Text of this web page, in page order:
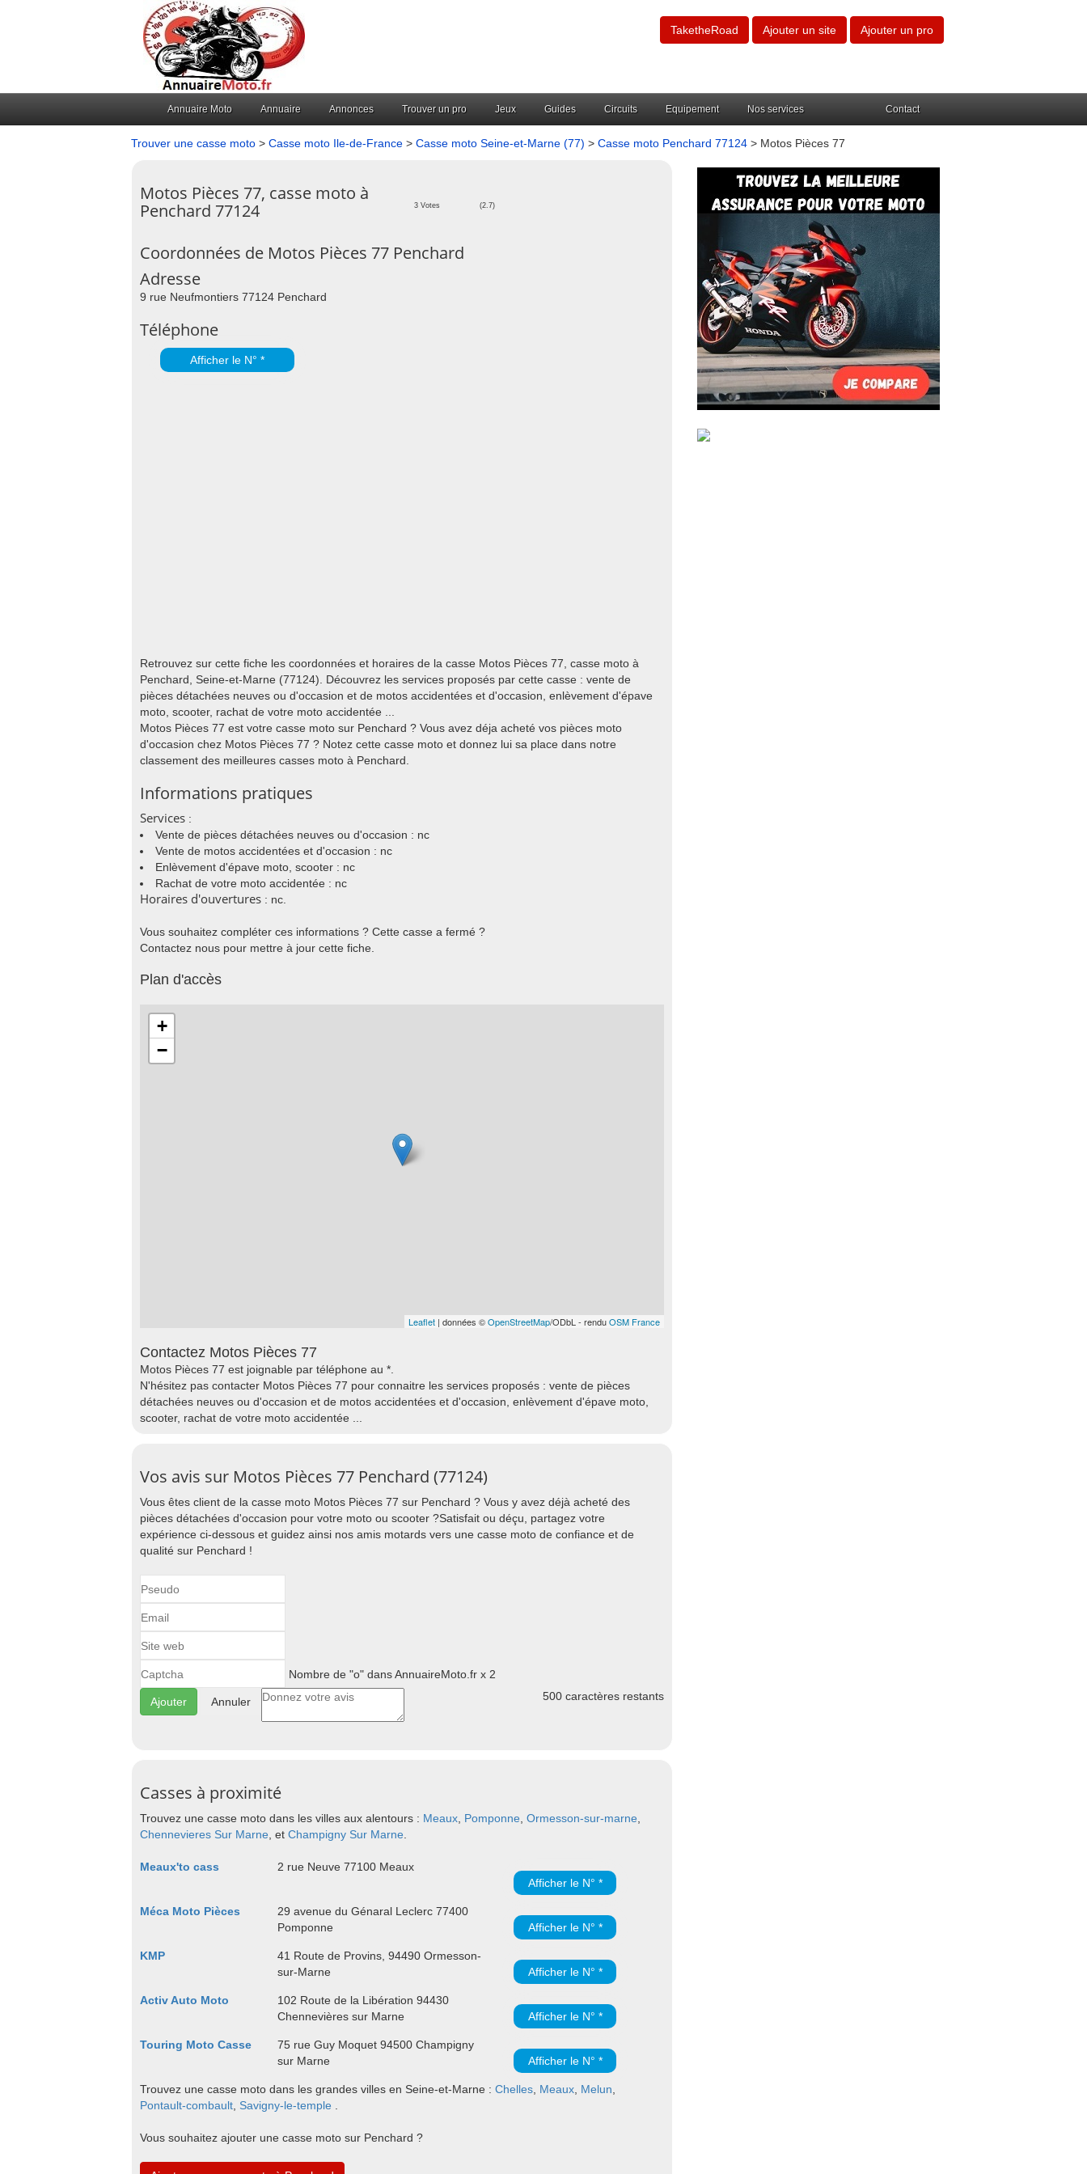
TaketheRoad Ajouter un site Ajouter un pro
Annuaire Moto Annuaire Annonces Trouver un pro Jeux Guides Circuits Equipement Nos services Contact
Trouver une casse moto > Casse moto Ile-de-France > Casse moto Seine-et-Marne (77) > Casse moto Penchard 77124 > Motos Pièces 77
Motos Pièces 77, casse moto à
Penchard 77124
3 Votes (2.7)
Coordonnées de Motos Pièces 77 Penchard
Adresse
9 rue Neufmontiers 77124 Penchard
Téléphone
Afficher le N° *
Retrouvez sur cette fiche les coordonnées et horaires de la casse Motos Pièces 77, casse moto à
Penchard, Seine-et-Marne (77124). Découvrez les services proposés par cette casse : vente de
pièces détachées neuves ou d'occasion et de motos accidentées et d'occasion, enlèvement d'épave
moto, scooter, rachat de votre moto accidentée ...
Motos Pièces 77 est votre casse moto sur Penchard ? Vous avez déja acheté vos pièces moto
d'occasion chez Motos Pièces 77 ? Notez cette casse moto et donnez lui sa place dans notre
classement des meilleures casses moto à Penchard.
Informations pratiques
Services :
Vente de pièces détachées neuves ou d'occasion : nc
Vente de motos accidentées et d'occasion : nc
Enlèvement d'épave moto, scooter : nc
Rachat de votre moto accidentée : nc
Horaires d'ouvertures : nc.
Vous souhaitez compléter ces informations ? Cette casse a fermé ?
Contactez nous pour mettre à jour cette fiche.
Plan d'accès
+
−
Leaflet | données ©OpenStreetMap/ODbL - renduOSM France
Contactez Motos Pièces 77
Motos Pièces 77 est joignable par téléphone au *.
N'hésitez pas contacter Motos Pièces 77 pour connaitre les services proposés : vente de pièces
détachées neuves ou d'occasion et de motos accidentées et d'occasion, enlèvement d'épave moto,
scooter, rachat de votre moto accidentée ...
Vos avis sur Motos Pièces 77 Penchard (77124)
Vous êtes client de la casse moto Motos Pièces 77 sur Penchard ? Vous y avez déjà acheté des
pièces détachées d'occasion pour votre moto ou scooter ?Satisfait ou déçu, partagez votre
expérience ci-dessous et guidez ainsi nos amis motards vers une casse moto de confiance et de
qualité sur Penchard !
Nombre de "o" dans AnnuaireMoto.fr x 2
Annuler 500 caractères restants
Casses à proximité
Trouvez une casse moto dans les villes aux alentours : Meaux Pomponne Ormesson-sur-marne
Chennevieres Sur Marne , et Champigny Sur Marne
Meaux'to cass
2 rue Neuve 77100 Meaux
Afficher le N° *
Méca Moto Pièces
29 avenue du Génaral Leclerc 77400
Pomponne
Afficher le N° *
KMP
41 Route de Provins, 94490 Ormesson-
sur-Marne
Afficher le N° *
Activ Auto Moto
102 Route de la Libération 94430
Chennevières sur Marne
Afficher le N° *
Touring Moto Casse
75 rue Guy Moquet 94500 Champigny
sur Marne
Afficher le N° *
Trouvez une casse moto dans les grandes villes en Seine-et-Marne : Chelles Meaux Melun
Pontault-combault Savigny-le-temple
Vous souhaitez ajouter une casse moto sur Penchard ?